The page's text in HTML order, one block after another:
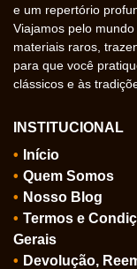
e um repertório
Viajamos pelo
materiais raros,
para que você
clássicos e às
INSTITUCIONAL
Início
Quem Somos
Nosso Blog
Termos e
Gerais
Devolução,